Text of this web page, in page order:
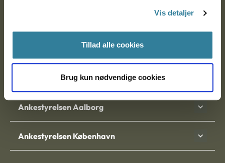
Vis detaljer
Tillad alle cookies
Brug kun nødvendige cookies
Postadresse:
Nytorv 7, 2. sal
9000 Aalborg
Ankestyrelsen Aalborg
Ankestyrelsen København